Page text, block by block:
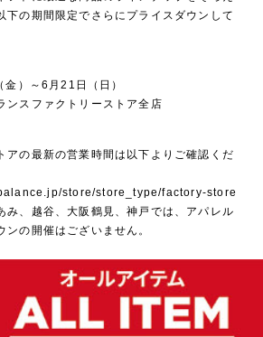
下の期間限定でさらにプライスダウンして
金）～6月21日（日）
ンスファクトリーストア全店
アの最新の営業時間は以下よりご確認くだ
store/store_type/factory-store
、越谷、大阪鶴見、神戸では、アパレル
の開催はございません。